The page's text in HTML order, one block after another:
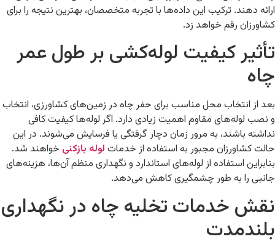
ارائه دهند. ترکیب این داده‌ها با تجربه متخصصان، بهترین نتیجه را برای
کشاورزان رقم خواهد زد.
تأثیر کیفیت لوله‌کشی بر طول عمر
چاه
بعد از انتخاب محل مناسب برای حفر چاه در زمین‌های کشاورزی، انتخاب
و نصب لوله‌های مقاوم اهمیت زیادی دارد. اگر لوله‌ها کیفیت کافی
نداشته باشند، به مرور زمان دچار گرفتگی یا فرسایش می‌شوند. در این
حالت کشاورزان مجبور به استفاده از خدمات لوله بازکنی خواهند شد.
بنابراین استفاده از لوله‌های استاندارد و نگهداری منظم آن‌ها، هزینه‌های
جانبی را به طور چشمگیری کاهش می‌دهد.
نقش خدمات تخلیه چاه در نگهداری
بلندمدت